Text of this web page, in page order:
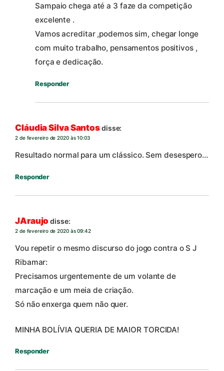
Sampaio chega até a 3 faze da competição
excelente .
Vamos acreditar ,podemos sim, chegar longe
com muito trabalho, pensamentos positivos ,
força e dedicação.
Responder
Cláudia Silva Santosdisse:
2 de fevereiro de 2020 às 10:03
Resultado normal para um clássico. Sem desespero…
Responder
JAraujo disse:
2 de fevereiro de 2020 às 09:42
Vou repetir o mesmo discurso do jogo contra o S J
Ribamar:
Precisamos urgentemente de um volante de
marcação e um meia de criação.
Só não enxerga quem não quer.
MINHA BOLÍVIA QUERIA DE MAIOR TORCIDA!
Responder